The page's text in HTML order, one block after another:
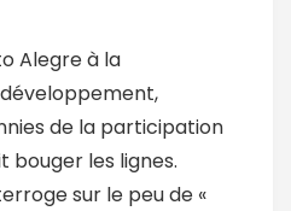
Alegre à la
de la participation
bouger les lignes.
sur le peu de «